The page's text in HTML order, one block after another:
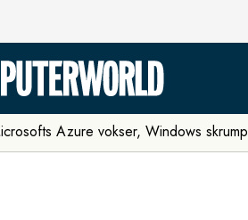
Azure vokser, Windows